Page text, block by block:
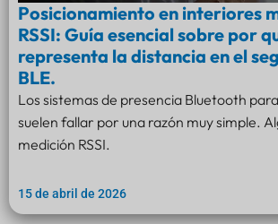
Posicionamiento en interiores
RSSI: Guía esencial sobre por
representa la distancia en el
BLE.
Los sistemas de presencia Bluetooth
suelen fallar por una razón muy simple.
medición RSSI.
15 de abril de 2026